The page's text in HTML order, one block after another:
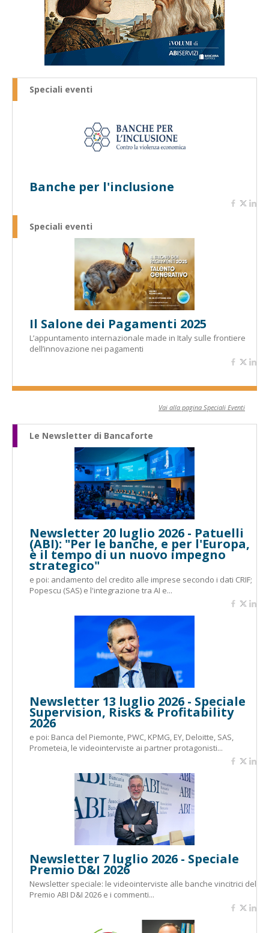
Speciali eventi
Banche per l'inclusione
Speciali eventi
Il Salone dei Pagamenti 2025
L’appuntamento internazionale made in Italy sulle frontiere
dell’innovazione nei pagamenti
Vai alla pagina Speciali Eventi
Le Newsletter di Bancaforte
Newsletter 20 luglio 2026 - Patuelli
(ABI): "Per le banche, e per l'Europa,
è il tempo di un nuovo impegno
strategico"
e poi: andamento del credito alle imprese secondo i dati CRIF;
Popescu (SAS) e l'integrazione tra AI e...
Newsletter 13 luglio 2026 - Speciale
Supervision, Risks & Profitability
2026
e poi: Banca del Piemonte, PWC, KPMG, EY, Deloitte, SAS,
Prometeia, le videointerviste ai partner protagonisti...
Newsletter 7 luglio 2026 - Speciale
Premio D&I 2026
Newsletter speciale: le videointerviste alle banche vincitrici del
Premio ABI D&I 2026 e i commenti...